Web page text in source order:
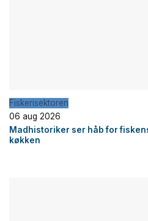
Fiskerisektoren
06 aug 2026
Madhistoriker ser håb for
køkken